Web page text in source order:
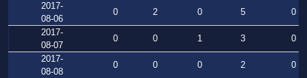
2017-
08-06
0 2 0 5
0
2017-
08-07
0 0 1 3
0
2017-
08-08
0 0 0 2
0